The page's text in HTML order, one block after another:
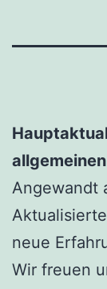
Angewandt
neue
Wir freuen